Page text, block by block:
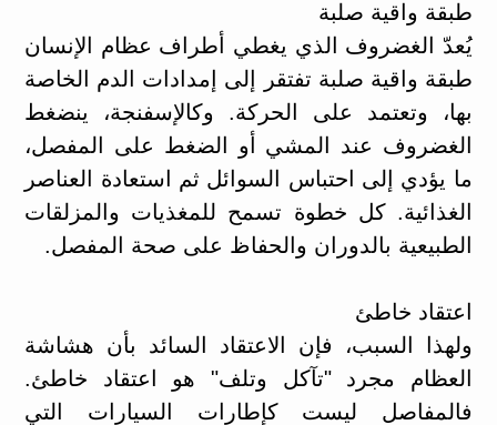
طبقة واقية صلبة
يُعدّ الغضروف الذي يغطي أطراف عظام الإنسان
طبقة واقية صلبة تفتقر إلى إمدادات الدم الخاصة
بها، وتعتمد على الحركة. وكالإسفنجة، ينضغط
الغضروف عند المشي أو الضغط على المفصل،
ما يؤدي إلى احتباس السوائل ثم استعادة العناصر
الغذائية. كل خطوة تسمح للمغذيات والمزلقات
الطبيعية بالدوران والحفاظ على صحة المفصل.
اعتقاد خاطئ
ولهذا السبب، فإن الاعتقاد السائد بأن هشاشة
العظام مجرد "تآكل وتلف" هو اعتقاد خاطئ.
فالمفاصل ليست كإطارات السيارات التي